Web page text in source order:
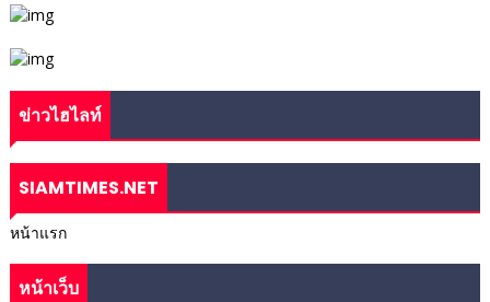
ข่าวไฮไลท์
SIAMTIMES.NET
หน้าแรก
หน้าเว็บ